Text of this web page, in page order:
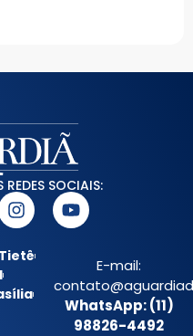
REDES SOCIAIS:
E-mail:
WhatsApp: (11)
98826-4492